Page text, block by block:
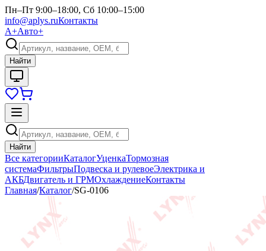
Пн–Пт 9:00–18:00, Сб 10:00–15:00
info@aplys.ruКонтакты
А+Авто+
Найти
Найти
Все категорииКаталогУценкаТормозная
системаФильтрыПодвеска и рулевоеЭлектрика и
АКБДвигатель и ГРМОхлаждениеКонтакты
Главная/Каталог/SG-0106